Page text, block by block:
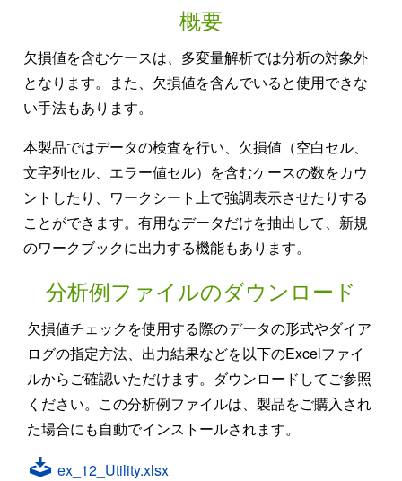
概要
欠損値を含むケースは、多変量解析では分析の対象外
となります。また、欠損値を含んでいると使用できな
い手法もあります。
本製品ではデータの検査を行い、欠損値（空白セル、
文字列セル、エラー値セル）を含むケースの数をカウ
ントしたり、ワークシート上で強調表示させたりする
ことができます。有用なデータだけを抽出して、新規
のワークブックに出力する機能もあります。
分析例ファイルのダウンロード
欠損値チェックを使用する際のデータの形式やダイア
ログの指定方法、出力結果などを以下のExcelファイ
ルからご確認いただけます。ダウンロードしてご参照
ください。この分析例ファイルは、製品をご購入され
た場合にも自動でインストールされます。
ex_12_Utility.xlsx